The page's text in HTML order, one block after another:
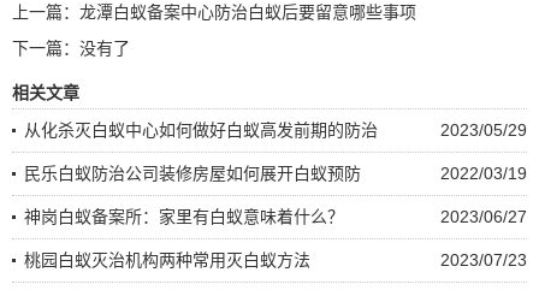
上一篇： 龙潭白蚁备案中心防治白蚁后要留意哪些事项
下一篇：没有了
相关文章
2023/05/29
从化杀灭白蚁中心如何做好白蚁高发前期的防治
2022/03/19
民乐白蚁防治公司装修房屋如何展开白蚁预防
2023/06/27
神岗白蚁备案所：家里有白蚁意味着什么？
2023/07/23
桃园白蚁灭治机构两种常用灭白蚁方法